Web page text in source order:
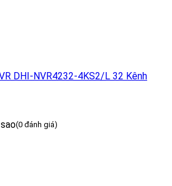
DHI-NVR4232-4KS2/L 32 Kênh
(0 đánh giá)